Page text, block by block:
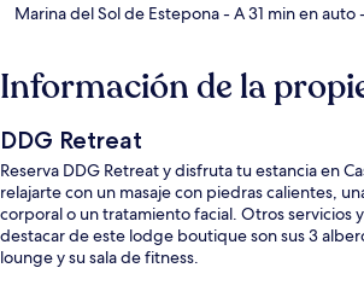
Marina del Sol de Estepona- A 31 min en auto
Información de la
DDG Retreat
Reserva DDG Retreat y disfruta tu estancia en
relajarte con un masaje con piedras calientes,
corporal o un tratamiento facial. Otros servicios
destacar de este lodge boutique son sus 3
lounge y su sala de fitness.